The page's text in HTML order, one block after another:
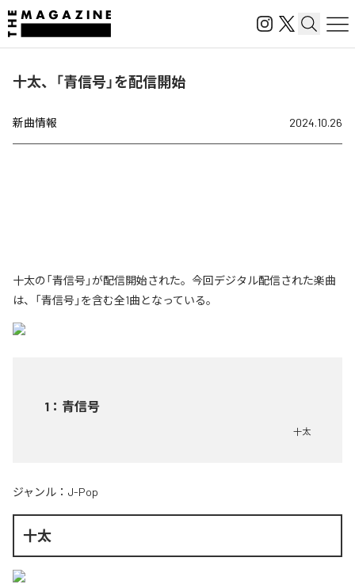
十太、「青信号」を配信開始
新曲情報 2024.10.26
十太の「青信号」が配信開始された。今回デジタル配信された楽曲
は、「青信号」を含む全1曲となっている。
1 ： 青信号
十太
ジャンル： J-Pop
十太